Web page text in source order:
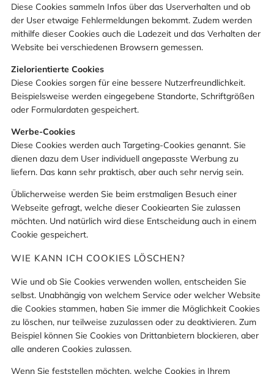
Diese Cookies sammeln Infos über das Userverhalten und ob
der User etwaige Fehlermeldungen bekommt. Zudem werden
mithilfe dieser Cookies auch die Ladezeit und das Verhalten der
Website bei verschiedenen Browsern gemessen.
Zielorientierte Cookies
Diese Cookies sorgen für eine bessere Nutzerfreundlichkeit.
Beispielsweise werden eingegebene Standorte, Schriftgrößen
oder Formulardaten gespeichert.
Werbe-Cookies
Diese Cookies werden auch Targeting-Cookies genannt. Sie
dienen dazu dem User individuell angepasste Werbung zu
liefern. Das kann sehr praktisch, aber auch sehr nervig sein.
Üblicherweise werden Sie beim erstmaligen Besuch einer
Webseite gefragt, welche dieser Cookiearten Sie zulassen
möchten. Und natürlich wird diese Entscheidung auch in einem
Cookie gespeichert.
WIE KANN ICH COOKIES LÖSCHEN?
Wie und ob Sie Cookies verwenden wollen, entscheiden Sie
selbst. Unabhängig von welchem Service oder welcher Website
die Cookies stammen, haben Sie immer die Möglichkeit Cookies
zu löschen, nur teilweise zuzulassen oder zu deaktivieren. Zum
Beispiel können Sie Cookies von Drittanbietern blockieren, aber
alle anderen Cookies zulassen.
Wenn Sie feststellen möchten, welche Cookies in Ihrem